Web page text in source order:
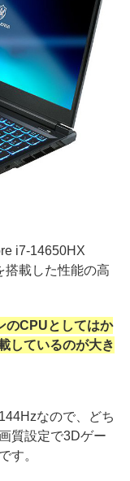
i7-14650HX
搭載した性能の高
のCPUとしてはか
しているのが大き
なので、どち
質設定で3Dゲー
す。